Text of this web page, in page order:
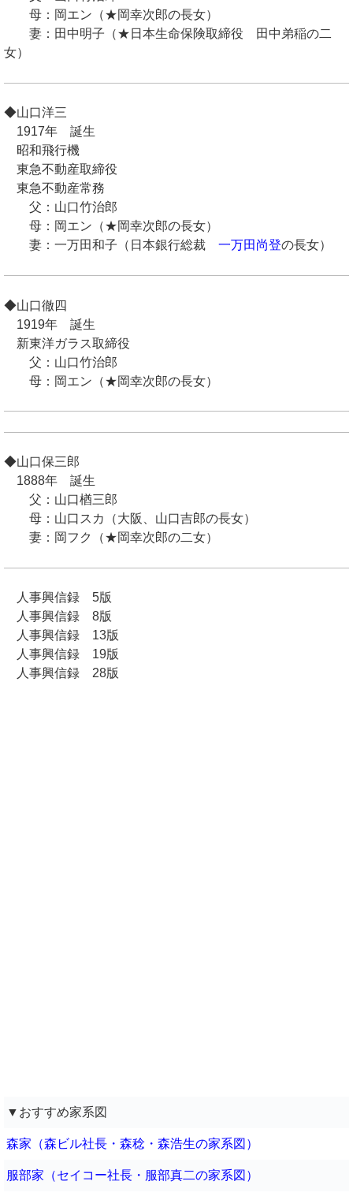
母：岡エン（★岡幸次郎の長女）
妻：田中明子（★日本生命保険取締役 田中弟稲の二
女）
◆山口洋三
1917年 誕生
昭和飛行機
東急不動産取締役
東急不動産常務
父：山口竹治郎
母：岡エン（★岡幸次郎の長女）
妻：一万田和子（日本銀行総裁 一万田尚登の長女）
◆山口徹四
1919年 誕生
新東洋ガラス取締役
父：山口竹治郎
母：岡エン（★岡幸次郎の長女）
◆山口保三郎
1888年 誕生
父：山口楢三郎
母：山口スカ（大阪、山口吉郎の長女）
妻：岡フク（★岡幸次郎の二女）
人事興信録 5版
人事興信録 8版
人事興信録 13版
人事興信録 19版
人事興信録 28版
▼おすすめ家系図
森家（森ビル社長・森稔・森浩生の家系図）
服部家（セイコー社長・服部真二の家系図）